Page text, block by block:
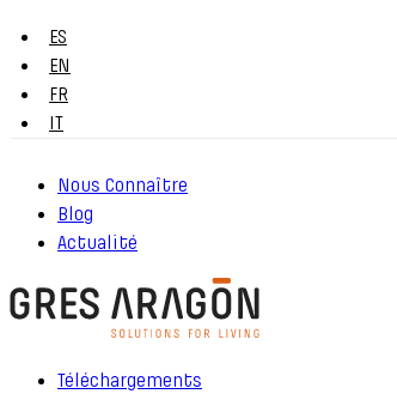
ES
EN
FR
IT
Nous Connaître
Blog
Actualité
Téléchargements